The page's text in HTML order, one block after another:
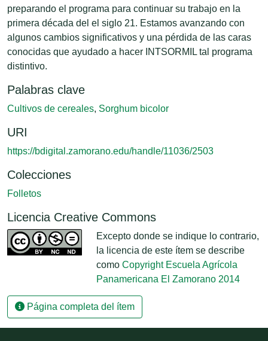
preparando el programa para continuar su trabajo en la
primera década del el siglo 21. Estamos avanzando con
algunos cambios significativos y una pérdida de las caras
conocidas que ayudado a hacer INTSORMIL tal programa
distintivo.
Palabras clave
Cultivos de cereales, Sorghum bicolor
URI
https://bdigital.zamorano.edu/handle/11036/2503
Colecciones
Folletos
Licencia Creative Commons
Excepto donde se indique lo contrario,
la licencia de este ítem se describe
como Copyright Escuela Agrícola
Panamericana El Zamorano 2014
Página completa del ítem